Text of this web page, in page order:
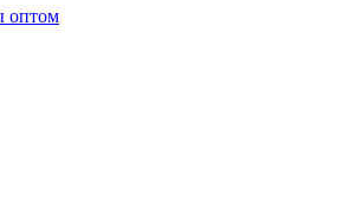
оптом